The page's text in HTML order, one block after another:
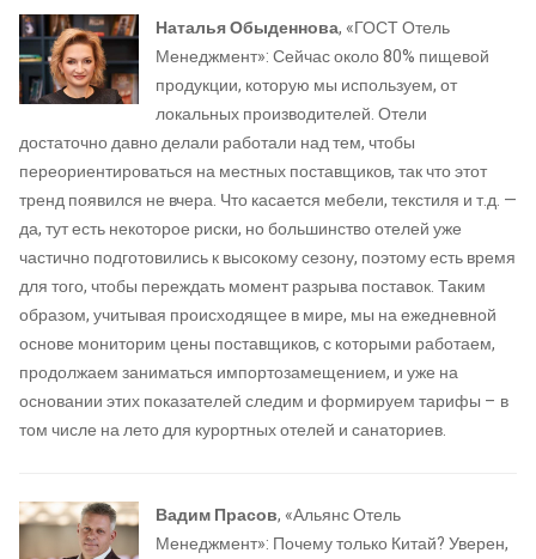
Наталья Обыденнова, «ГОСТ Отель
Менеджмент»: Сейчас около 80% пищевой
продукции, которую мы используем, от
локальных производителей. Отели
достаточно давно делали работали над тем, чтобы
переориентироваться на местных поставщиков, так что этот
тренд появился не вчера. Что касается мебели, текстиля и т.д. —
да, тут есть некоторое риски, но большинство отелей уже
частично подготовились к высокому сезону, поэтому есть время
для того, чтобы переждать момент разрыва поставок. Таким
образом, учитывая происходящее в мире, мы на ежедневной
основе мониторим цены поставщиков, с которыми работаем,
продолжаем заниматься импортозамещением, и уже на
основании этих показателей следим и формируем тарифы – в
том числе на лето для курортных отелей и санаториев.
Вадим Прасов, «Альянс Отель
Менеджмент»: Почему только Китай? Уверен,